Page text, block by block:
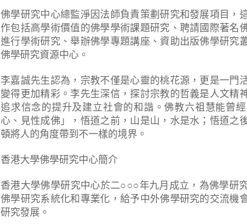
佛學研究中心總監淨因法師負責策劃研究和發展項目，
作包括高學術價值的佛學學術課題研究、聘請國際著名
進行學術研究、舉辦佛學專題講座、資助出版佛學研究
佛學研究資源中心。
李嘉誠先生認為，宗教不僅是心靈的桃花源，更是一門
變得更加精彩。李先生深信，探討宗教的哲義是人文精
追求信念的提升及建立社會的和諧。佛教六祖慧能曾
心、見性成佛」，悟道之前，山是山，水是水；悟道之
頓將人的角度帶到不一樣的境界。
香港大學佛學研究中心簡介
香港大學佛學研究中心於二○○○年九月成立，為佛學研
佛學研究系統化和專業化，給予中外佛學研究的交流機
研究發展。